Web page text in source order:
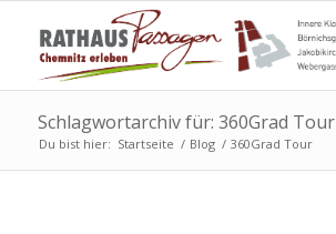
Schlagwortarchiv für: 360Grad Tour
Du bist hier: Startseite / Blog / 360Grad Tour